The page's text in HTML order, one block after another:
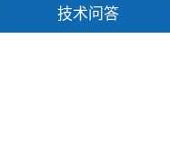
技术问答